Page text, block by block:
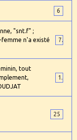
6
"snt.f" ;
n'a existé
7
tout
1
25